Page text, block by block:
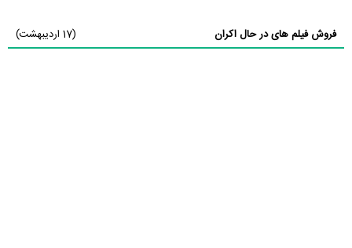
فروش فیلم های در حال اکران (17 اردیبهشت)